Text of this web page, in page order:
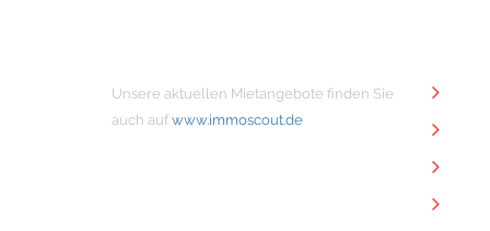
Unsere aktuellen Mietangebote finden Sie
auch auf www.immoscout.de